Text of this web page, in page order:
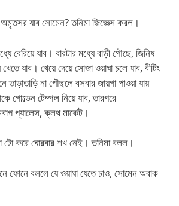
যাব সোমেন? তনিমা জিজ্ঞেস করল।
বেরিয়ে যাব। বারটার মধ্যে বাড়ী পৌছে, জিনিষ
যাব। খেয়ে দেয়ে সোজা ওয়াঘা চলে যাব, বীটিং
তাড়াতাড়ি না পৌছলে বসবার জায়গা পাওয়া যায়
গোল্ডেন টেম্পল নিয়ে যাব, তারপরে
প্যালেস, ক্লথ মার্কেট।
করে ঘোরবার শখ নেই। তনিমা বলল।
ফোনে বললে যে ওয়াঘা যেতে চাও, সোমেন অবাক